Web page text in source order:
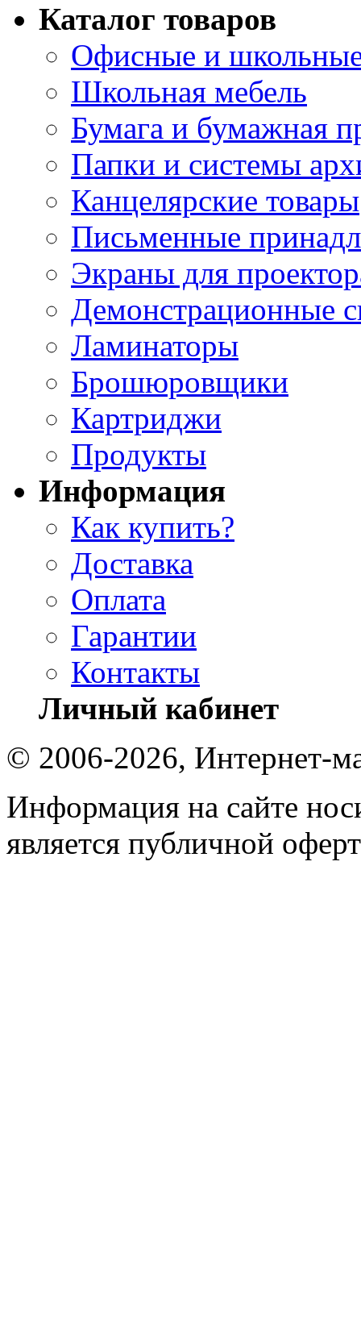
Каталог товаров
Офисные и
Школьная мебель
Бумага и бумажная
Папки и системы
Канцелярские товары
Письменные
Экраны для
Демонстрационные
Ламинаторы
Брошюровщики
Картриджи
Продукты
Информация
Как купить?
Доставка
Оплата
Гарантии
Контакты
Личный кабинет
© 2006-2026, Интернет-
Информация на сайте
является публичной